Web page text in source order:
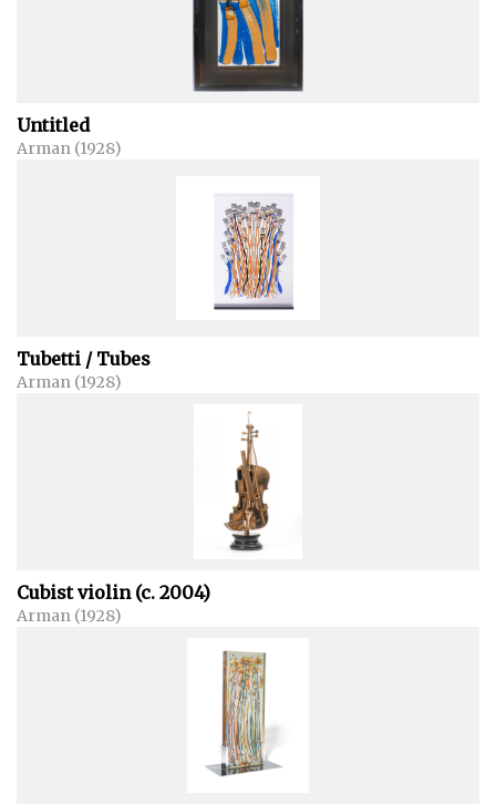
Untitled
Arman (1928)
Tubetti / Tubes
Arman (1928)
Cubist violin (c. 2004)
Arman (1928)